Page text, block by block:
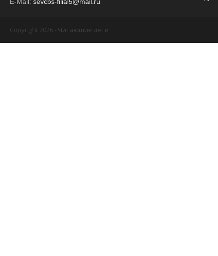
Copyright 2026 - Читающие дети